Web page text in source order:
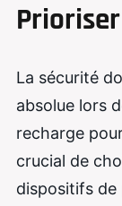
La sécurité
absolue lors
recharge
crucial de
dispositifs